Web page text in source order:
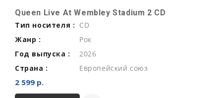
Queen Live At Wembley Stadium 2 CD
Тип носителя : CD
Жанр :
Рок
Год выпуска :
2026
Страна :
Европейский союз
2 599 р.